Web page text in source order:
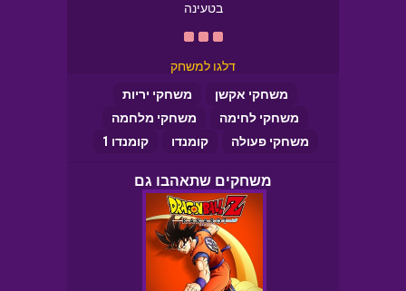
בטעינה
דלגו למשחק
משחקי אקשן
משחקי יריות
משחקי לחימה
משחקי מלחמה
משחקי פעולה
קומנדו קומנדו 1
משחקים שתאהבו גם